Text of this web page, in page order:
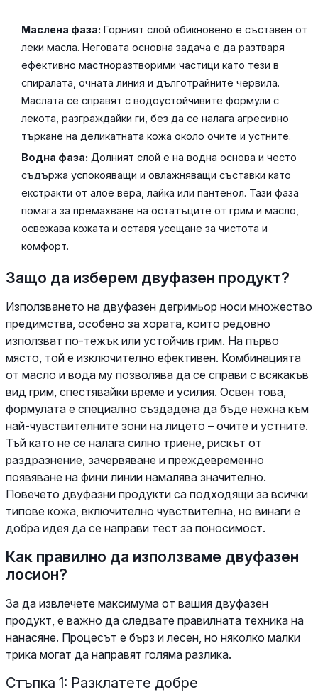
Маслена фаза: Горният слой обикновено е съставен от
леки масла. Неговата основна задача е да разтваря
ефективно мастноразтворими частици като тези в
спиралата, очната линия и дълготрайните червила.
Маслата се справят с водоустойчивите формули с
лекота, разграждайки ги, без да се налага агресивно
търкане на деликатната кожа около очите и устните.
Водна фаза: Долният слой е на водна основа и често
съдържа успокояващи и овлажняващи съставки като
екстракти от алое вера, лайка или пантенол. Тази фаза
помага за премахване на остатъците от грим и масло,
освежава кожата и оставя усещане за чистота и
комфорт.
Защо да изберем двуфазен продукт?
Използването на двуфазен дегримьор носи множество
предимства, особено за хората, които редовно
използват по-тежък или устойчив грим. На първо
място, той е изключително ефективен. Комбинацията
от масло и вода му позволява да се справи с всякакъв
вид грим, спестявайки време и усилия. Освен това,
формулата е специално създадена да бъде нежна към
най-чувствителните зони на лицето – очите и устните.
Тъй като не се налага силно триене, рискът от
раздразнение, зачервяване и преждевременно
появяване на фини линии намалява значително.
Повечето двуфазни продукти са подходящи за всички
типове кожа, включително чувствителна, но винаги е
добра идея да се направи тест за поносимост.
Как правилно да използваме двуфазен
лосион?
За да извлечете максимума от вашия двуфазен
продукт, е важно да следвате правилната техника на
нанасяне. Процесът е бърз и лесен, но няколко малки
трика могат да направят голяма разлика.
Стъпка 1: Разклатете добре